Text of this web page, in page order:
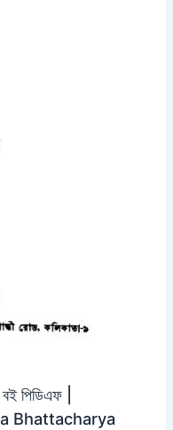
বই পিডিএফ |
Bhattacharya